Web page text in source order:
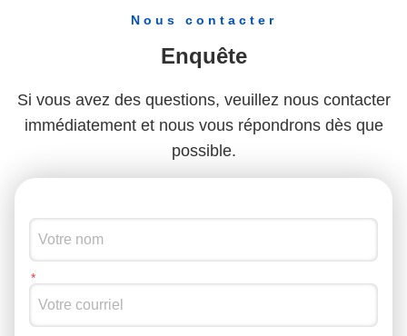
et divers paramètres de configuration de la station de base,
peut entièrement simuler la pile de protocole de bout en bout,
réseau central, tout en respectant les spécifications
correspondantes du protocole 3GPP.Il prend en charge
l'intégration avec les équipements commerciaux (tels que les
terminaux commerciaux et les réseaux de base) et permet le
développement secondaire basé sur la pile de protocoles. La
trois parties: le réseau central (EPC), la station de base (eNB)
et l'utilisateur (UE).Chaque partie met en œuvre ses fonctions
correspondantes selon la pile de protocoles 3GPP LTESur le
côté UE, l'architecture comprend des fonctions telles que PHY,
MAC, RLC, PDCP et RRC. L'UE communique avec l'eNB pour
l'échange de données de liaison ascendante et descendante
Nous contacter
Enquête
Si vous avez des questions, veuillez nous contacter
immédiatement et nous vous répondrons dès que
possible.